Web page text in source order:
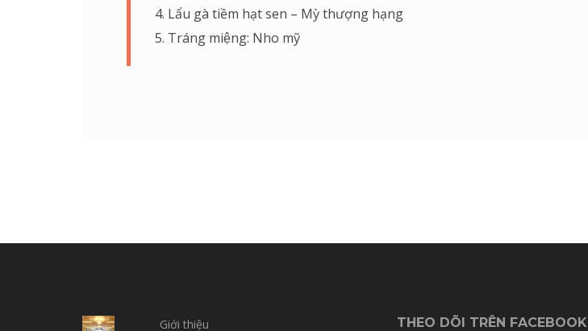
4. Lẩu gà tiềm hạt sen – Mỳ thượng hạng
5. Tráng miệng: Nho mỹ
Giới thiệu THEO DÕI TRÊN FACEBOOK